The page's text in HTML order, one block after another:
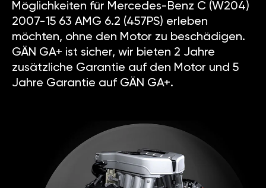
Möglichkeiten für Mercedes-Benz C (W204)
2007-15 63 AMG 6.2 (457PS) erleben
möchten, ohne den Motor zu beschädigen.
GÄN GA+ ist sicher, wir bieten 2 Jahre
zusätzliche Garantie auf den Motor und 5
Jahre Garantie auf GÄN GA+.